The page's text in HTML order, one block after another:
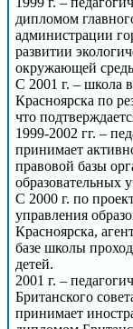
дипломом
администрации
развитии
окружающей
С 2001 г. – школа
Красноярска по
что
1999-2002 гг. –
принимает
правовой базы
образовательных
С 2000 г. по
управления
Красноярска,
базе школы
детей.
2001 г. –
Британского
принимает